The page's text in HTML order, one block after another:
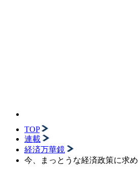
TOP
連載
経済万華鏡
今、まっとうな経済政策に求